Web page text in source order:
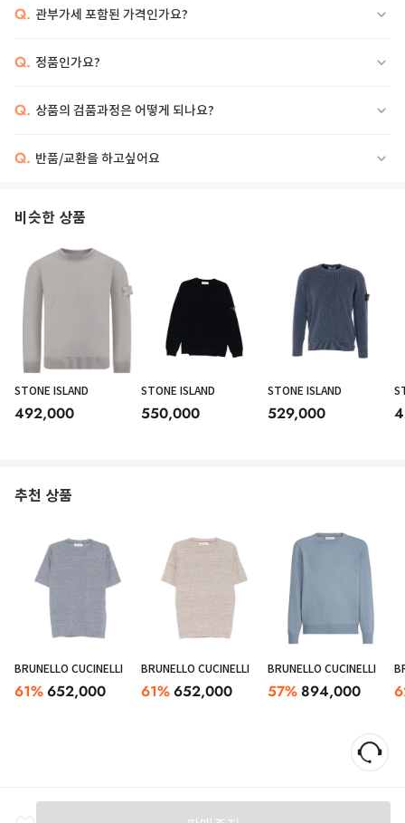
Q. 관부가세 포함된 가격인가요?
Q. 정품인가요?
Q. 상품의 검품과정은 어떻게 되나요?
Q. 반품/교환을 하고싶어요
비슷한 상품
STONE ISLAND
492,000
STONE ISLAND
550,000
STONE ISLAND
529,000
추천 상품
BRUNELLO CUCINELLI
61%652,000
BRUNELLO CUCINELLI
61%652,000
BRUNELLO CUCINELLI
57%894,000